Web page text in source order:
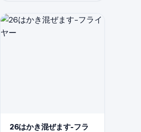
26はかき混ぜます-フラ